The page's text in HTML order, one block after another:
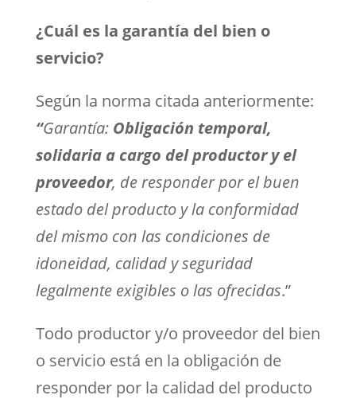
¿Cuál es la garantía del bien o
servicio?
Según la norma citada anteriormente:
“Garantía: Obligación temporal,
solidaria a cargo del productor y el
proveedor, de responder por el buen
estado del producto y la conformidad
del mismo con las condiciones de
idoneidad, calidad y seguridad
legalmente exigibles o las ofrecidas.”
Todo productor y/o proveedor del bien
o servicio está en la obligación de
responder por la calidad del producto